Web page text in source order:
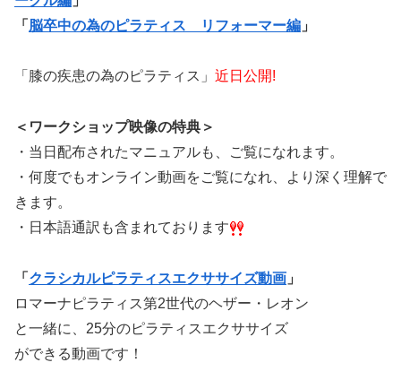
「 脳卒中の為のピラティス リフォーマー編 」
「膝の疾患の為のピラティス」 近日公開!
＜ワークショップ映像の特典＞
・当日配布されたマニュアルも、ご覧になれます。
・何度でもオンライン動画をご覧になれ、より深く理解で
きます。
・日本語通訳も含まれております
「 クラシカルピラティスエクササイズ動画 」
ロマーナピラティス第2世代のヘザー・レオン
と一緒に、25分のピラティスエクササイズ
ができる動画です！